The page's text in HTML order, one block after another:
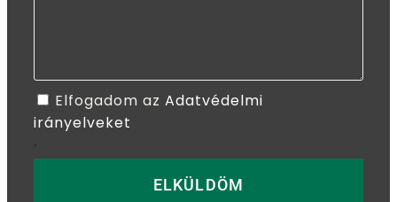
Elfogadom az Adatvédelmi
irányelveket
ELKÜLDÖM